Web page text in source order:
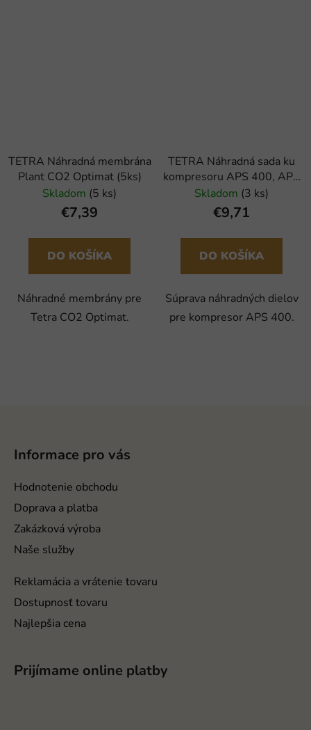
TETRA Náhradná membrána
Plant CO2 Optimat (5ks)
Skladom (5 ks)
€7,39
DO KOŠÍKA
Náhradné membrány pre
Tetra CO2 Optimat.
TETRA Náhradná sada ku
kompresoru APS 400, APK
400 (1ks)
Skladom (3 ks)
€9,71
DO KOŠÍKA
Súprava náhradných dielov
pre kompresor APS 400.
Informace pro vás
Hodnotenie obchodu
Doprava a platba
Zakázková výroba
Naše služby
Reklamácia a vrátenie tovaru
Dostupnosť tovaru
Najlepšia cena
Prijímame online platby